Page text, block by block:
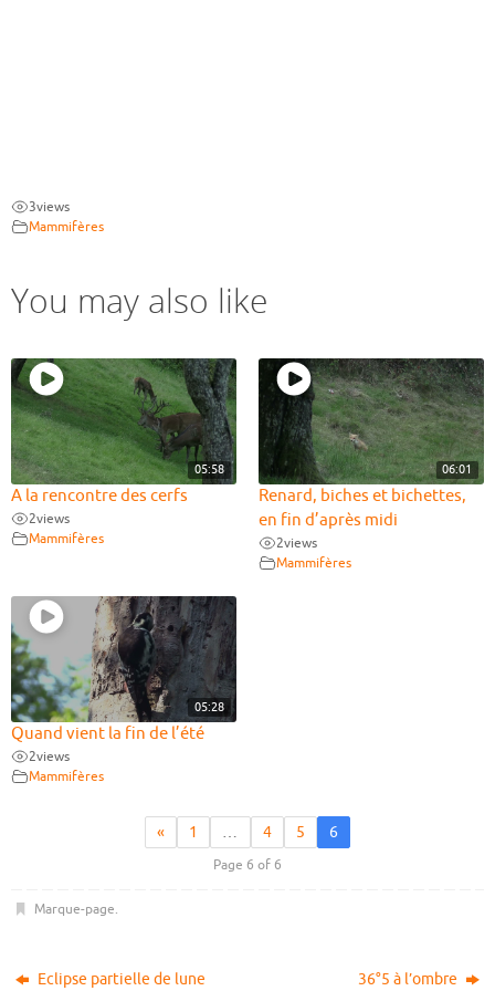
3views
Mammifères
You may also like
05:58
A la rencontre des cerfs
2views
Mammifères
06:01
Renard, biches et bichettes,
en fin d’après midi
2views
Mammifères
05:28
Quand vient la fin de l’été
2views
Mammifères
« 1 … 4 5 6
Page 6 of 6
Marque-page.
Eclipse partielle de lune 36°5 à l’ombre